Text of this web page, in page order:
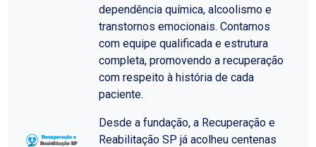
dependência química, alcoolismo e
transtornos emocionais. Contamos
com equipe qualificada e estrutura
completa, promovendo a recuperação
com respeito à história de cada
paciente.
Desde a fundação, a Recuperação e
Reabilitação SP já acolheu centenas